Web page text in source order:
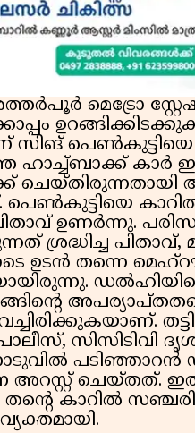
മെട്രോ
സിങ്
ഹാച്ച്ബാക്ക്
പെൺകുട്ടിയെ
ഉണർന്നു.
ശ്രദ്ധിച്ച പിതാവ്,
ഉടൻ തന്നെ
സിസിടിവി
പടിഞ്ഞാറൻ
അറസ്റ്റ് ചെയ്തത്.
തൻ്റെ കാറിൽ